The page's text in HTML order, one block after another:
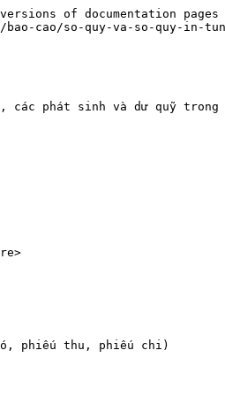
of documentation
cao/so-quy-va-so-quy-in-
phát sinh và dư quỹ trong
phiếu thu, phiếu chi)